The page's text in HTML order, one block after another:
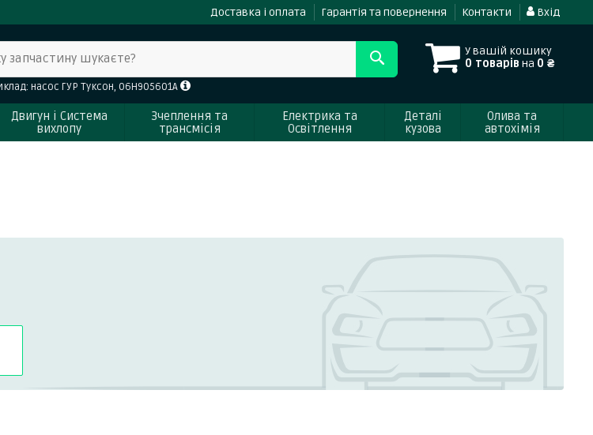
Доставка і оплата Гарантія та повернення Контакти Вхід
У вашій кошику
0 товарів на 0 ₴
запчастину шукаєте?
насос ГУР Туксон, 06H905601A
Двигун і Система
вихлопу
Зчеплення та
трансмісія
Електрика та
Освітлення
Деталі
кузова
Олива та
автохімія